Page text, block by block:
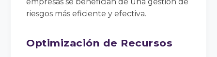
riesgos más eficiente y efectiva.
Optimización de Recursos